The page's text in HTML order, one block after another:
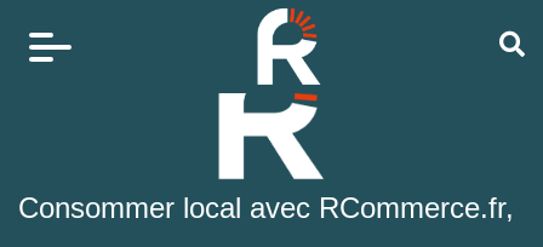
Consommer local avec RCommerce.fr,